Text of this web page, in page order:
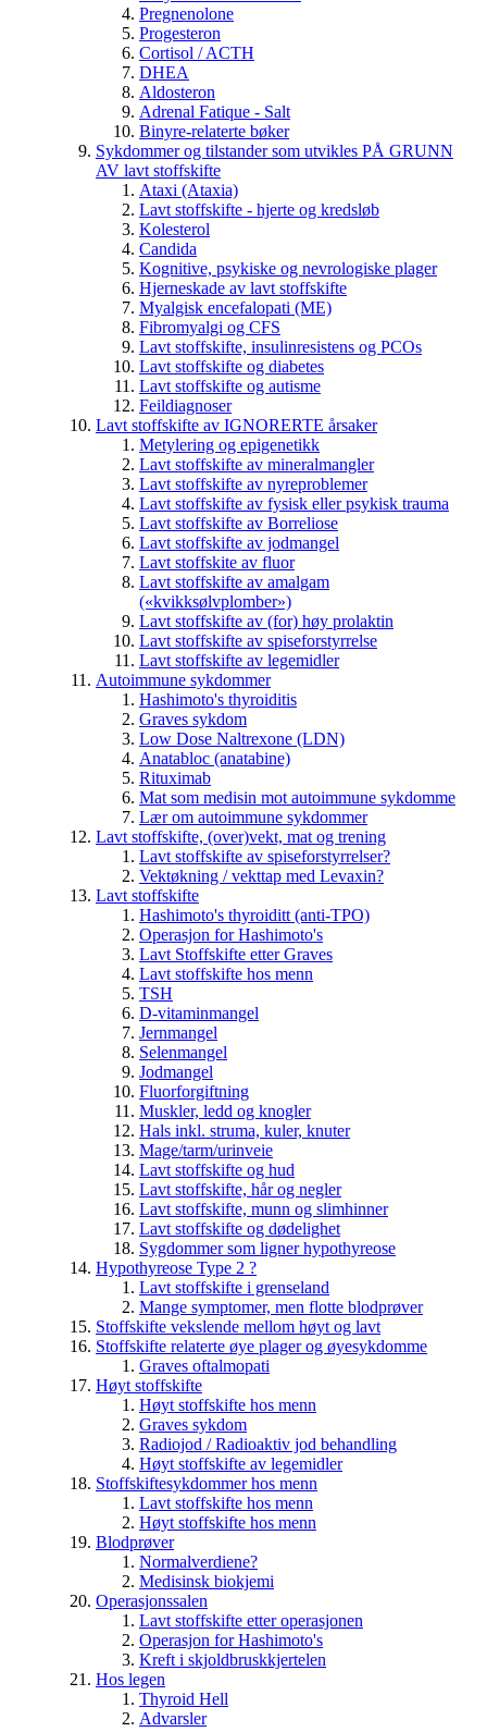
Pregnenolone
Progesteron
Cortisol / ACTH
DHEA
Aldosteron
Adrenal Fatique - Salt
Binyre-relaterte bøker
Sykdommer og tilstander som utvikles PÅ GRUNN
AV lavt stoffskifte
Ataxi (Ataxia)
Lavt stoffskifte - hjerte og kredsløb
Kolesterol
Candida
Kognitive, psykiske og nevrologiske plager
Hjerneskade av lavt stoffskifte
Myalgisk encefalopati (ME)
Fibromyalgi og CFS
Lavt stoffskifte, insulinresistens og PCOs
Lavt stoffskifte og diabetes
Lavt stoffskifte og autisme
Feildiagnoser
Lavt stoffskifte av IGNORERTE årsaker
Metylering og epigenetikk
Lavt stoffskifte av mineralmangler
Lavt stoffskifte av nyreproblemer
Lavt stoffskifte av fysisk eller psykisk trauma
Lavt stoffskifte av Borreliose
Lavt stoffskifte av jodmangel
Lavt stoffskite av fluor
Lavt stoffskifte av amalgam
(«kvikksølvplomber»)
Lavt stoffskifte av (for) høy prolaktin
Lavt stoffskifte av spiseforstyrrelse
Lavt stoffskifte av legemidler
Autoimmune sykdommer
Hashimoto's thyroiditis
Graves sykdom
Low Dose Naltrexone (LDN)
Anatabloc (anatabine)
Rituximab
Mat som medisin mot autoimmune sykdomme
Lær om autoimmune sykdommer
Lavt stoffskifte, (over)vekt, mat og trening
Lavt stoffskifte av spiseforstyrrelser?
Vektøkning / vekttap med Levaxin?
Lavt stoffskifte
Hashimoto's thyroiditt (anti-TPO)
Operasjon for Hashimoto's
Lavt Stoffskifte etter Graves
Lavt stoffskifte hos menn
TSH
D-vitaminmangel
Jernmangel
Selenmangel
Jodmangel
Fluorforgiftning
Muskler, ledd og knogler
Hals inkl. struma, kuler, knuter
Mage/tarm/urinveie
Lavt stoffskifte og hud
Lavt stoffskifte, hår og negler
Lavt stoffskifte, munn og slimhinner
Lavt stoffskifte og dødelighet
Sygdommer som ligner hypothyreose
Hypothyreose Type 2 ?
Lavt stoffskifte i grenseland
Mange symptomer, men flotte blodprøver
Stoffskifte vekslende mellom høyt og lavt
Stoffskifte relaterte øye plager og øyesykdomme
Graves oftalmopati
Høyt stoffskifte
Høyt stoffskifte hos menn
Graves sykdom
Radiojod / Radioaktiv jod behandling
Høyt stoffskifte av legemidler
Stoffskiftesykdommer hos menn
Lavt stoffskifte hos menn
Høyt stoffskifte hos menn
Blodprøver
Normalverdiene?
Medisinsk biokjemi
Operasjonssalen
Lavt stoffskifte etter operasjonen
Operasjon for Hashimoto's
Kreft i skjoldbruskkjertelen
Hos legen
Thyroid Hell
Advarsler